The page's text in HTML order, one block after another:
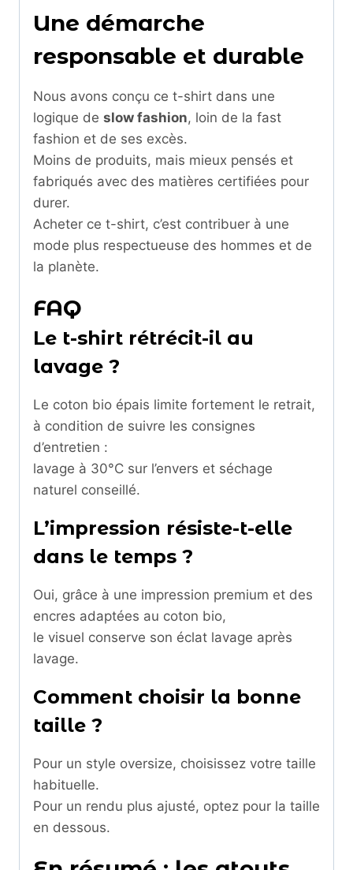
Une démarche
responsable et durable
Nous avons conçu ce t-shirt dans une
logique de slow fashion, loin de la fast
fashion et de ses excès.
Moins de produits, mais mieux pensés et
fabriqués avec des matières certifiées pour
durer.
Acheter ce t-shirt, c’est contribuer à une
mode plus respectueuse des hommes et de
la planète.
FAQ
Le t-shirt rétrécit-il au
lavage ?
Le coton bio épais limite fortement le retrait,
à condition de suivre les consignes
d’entretien :
lavage à 30°C sur l’envers et séchage
naturel conseillé.
L’impression résiste-t-elle
dans le temps ?
Oui, grâce à une impression premium et des
encres adaptées au coton bio,
le visuel conserve son éclat lavage après
lavage.
Comment choisir la bonne
taille ?
Pour un style oversize, choisissez votre taille
habituelle.
Pour un rendu plus ajusté, optez pour la taille
en dessous.